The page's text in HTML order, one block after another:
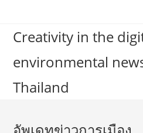
contentCreativity in the
environmental
Thailand